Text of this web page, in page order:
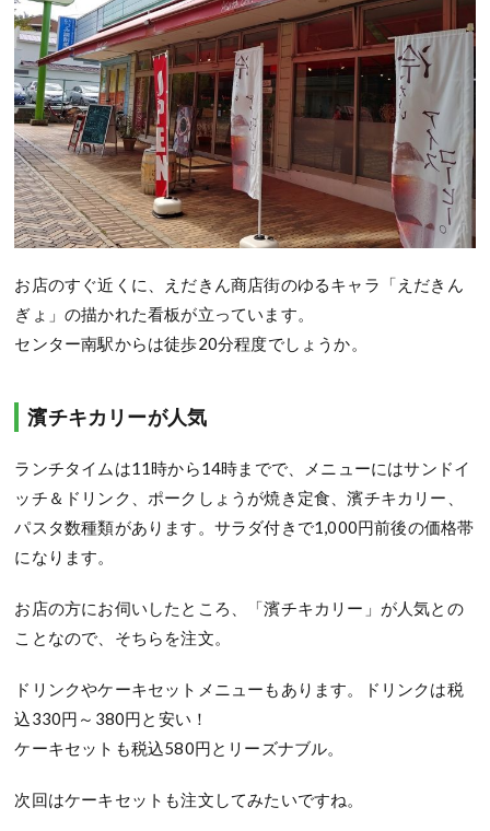
お店のすぐ近くに、えだきん商店街のゆるキャラ「えだきん
ぎょ」の描かれた看板が立っています。
センター南駅からは徒歩20分程度でしょうか。
濱チキカリーが人気
ランチタイムは11時から14時までで、メニューにはサンドイ
ッチ＆ドリンク、ポークしょうが焼き定食、濱チキカリー、
パスタ数種類があります。サラダ付きで1,000円前後の価格帯
になります。
お店の方にお伺いしたところ、「濱チキカリー」が人気との
ことなので、そちらを注文。
ドリンクやケーキセットメニューもあります。ドリンクは税
込330円～380円と安い！
ケーキセットも税込580円とリーズナブル。
次回はケーキセットも注文してみたいですね。